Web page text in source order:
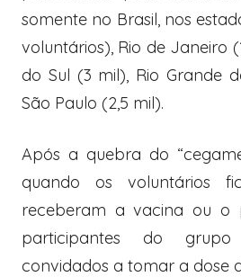
somente no Brasil, nos
voluntários), Rio de Janeiro
do Sul (3 mil), Rio Grande
São Paulo (2,5 mil).
Após a quebra do
quando os voluntários
receberam a vacina ou o
participantes do
convidados a tomar a dose